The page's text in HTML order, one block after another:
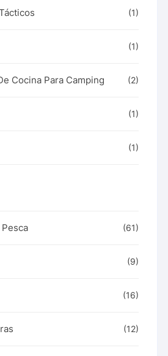
(1)
(1)
Cocina Para Camping (2)
(1)
(1)
(61)
(9)
(16)
(12)